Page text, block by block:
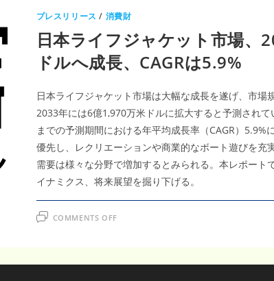
プレスリリース / 消費財
日本ライフジャケット市場、
ドルへ成長、CAGRは5.9%
日本ライフジャケット市場は大幅な成長を遂げ、市場
2033年には6億1,970万米ドルに拡大すると予測され
までの予測期間における年平均成長率（CAGR）5.9%
優先し、レクリエーションや商業的なボート遊びを充
需要は様々な分野で増加するとみられる。本レポート
イナミクス、将来展望を掘り下げる。
COMMENTS OFFON
ジ